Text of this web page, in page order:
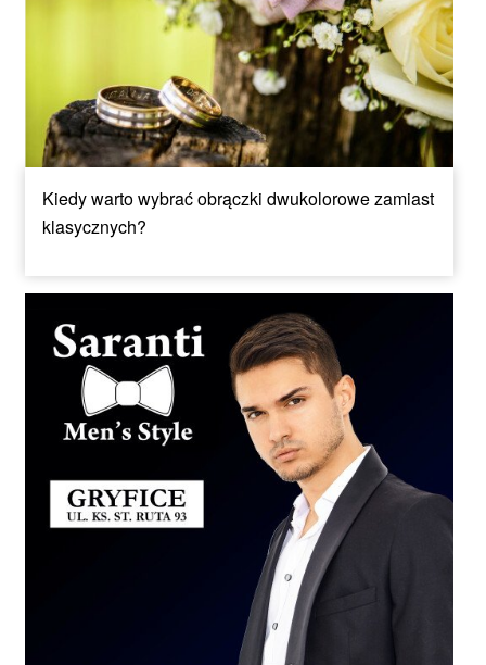
Kiedy warto wybrać obrączki dwukolorowe zamiast
klasycznych?